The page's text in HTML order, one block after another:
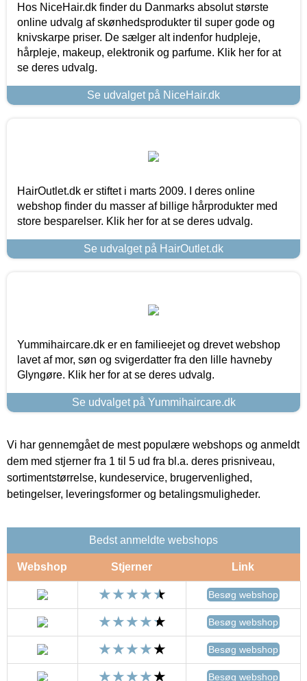
Hos NiceHair.dk finder du Danmarks absolut største
online udvalg af skønhedsprodukter til super gode og
knivskarpe priser. De sælger alt indenfor hudpleje,
hårpleje, makeup, elektronik og parfume. Klik her for at
se deres udvalg.
Se udvalget på NiceHair.dk
HairOutlet.dk er stiftet i marts 2009. I deres online
webshop finder du masser af billige hårprodukter med
store besparelser. Klik her for at se deres udvalg.
Se udvalget på HairOutlet.dk
Yummihaircare.dk er en familieejet og drevet webshop
lavet af mor, søn og svigerdatter fra den lille havneby
Glyngøre. Klik her for at se deres udvalg.
Se udvalget på Yummihaircare.dk
Vi har gennemgået de mest populære webshops og anmeldt
dem med stjerner fra 1 til 5 ud fra bl.a. deres prisniveau,
sortimentstørrelse, kundeservice, brugervenlighed,
betingelser, leveringsformer og betalingsmuligheder.
Bedst anmeldte webshops
Webshop Stjerner Link
Besøg webshop
Besøg webshop
Besøg webshop
Besøg webshop